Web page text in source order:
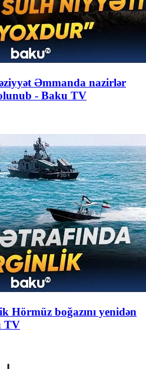
Əmmanda nazirlər
- Baku TV
Hörmüz boğazını yenidən
TV